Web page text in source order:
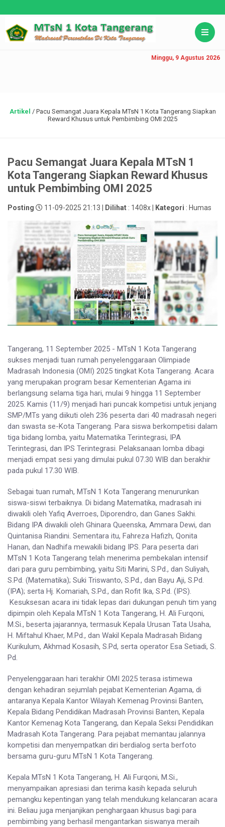
Minggu, 9 Agustus 2026
Artikel / Pacu Semangat Juara Kepala MTsN 1 Kota Tangerang Siapkan
Reward Khusus untuk Pembimbing OMI 2025
Pacu Semangat Juara Kepala MTsN 1
Kota Tangerang Siapkan Reward Khusus
untuk Pembimbing OMI 2025
Posting 11-09-2025 21:13 | Dilihat : 1408x | Kategori : Humas
Tangerang, 11 September 2025 - MTsN 1 Kota Tangerang
sukses menjadi tuan rumah penyelenggaraan Olimpiade
Madrasah Indonesia (OMI) 2025 tingkat Kota Tangerang. Acara
yang merupakan program besar Kementerian Agama ini
berlangsung selama tiga hari, mulai 9 hingga 11 September
2025. Kamis (11/9) menjadi hari puncak kompetisi untuk jenjang
SMP/MTs yang diikuti oleh 236 peserta dari 40 madrasah negeri
dan swasta se-Kota Tangerang. Para siswa berkompetisi dalam
tiga bidang lomba, yaitu Matematika Terintegrasi, IPA
Terintegrasi, dan IPS Terintegrasi. Pelaksanaan lomba dibagi
menjadi empat sesi yang dimulai pukul 07.30 WIB dan berakhir
pada pukul 17.30 WIB.
Sebagai tuan rumah, MTsN 1 Kota Tangerang menurunkan
siswa-siswi terbaiknya. Di bidang Matematika, madrasah ini
diwakili oleh Yafiq Averroes, Diporendro, dan Ganes Sakhi.
Bidang IPA diwakili oleh Ghinara Queenska, Ammara Dewi, dan
Quintanisa Riandini. Sementara itu, Fahreza Hafizh, Qonita
Hanan, dan Nadhifa mewakili bidang IPS. Para peserta dari
MTsN 1 Kota Tangerang telah menerima pembekalan intensif
dari para guru pembimbing, yaitu Siti Marini, S.Pd., dan Suliyah,
S.Pd. (Matematika); Suki Triswanto, S.Pd., dan Bayu Aji, S.Pd.
(IPA); serta Hj. Komariah, S.Pd., dan Rofit Ika, S.Pd. (IPS).
Kesuksesan acara ini tidak lepas dari dukungan penuh tim yang
dipimpin oleh Kepala MTsN 1 Kota Tangerang, H. Ali Furqoni,
M.Si., beserta jajarannya, termasuk Kepala Urusan Tata Usaha,
H. Miftahul Khaer, M.Pd., dan Wakil Kepala Madrasah Bidang
Kurikulum, Akhmad Kosasih, S.Pd, serta operator Esa Setiadi, S.
Pd.
Penyelenggaraan hari terakhir OMI 2025 terasa istimewa
dengan kehadiran sejumlah pejabat Kementerian Agama, di
antaranya Kepala Kantor Wilayah Kemenag Provinsi Banten,
Kepala Bidang Pendidikan Madrasah Provinsi Banten, Kepala
Kantor Kemenag Kota Tangerang, dan Kepala Seksi Pendidikan
Madrasah Kota Tangerang. Para pejabat memantau jalannya
kompetisi dan menyempatkan diri berdialog serta berfoto
bersama guru-guru MTsN 1 Kota Tangerang.
Kepala MTsN 1 Kota Tangerang, H. Ali Furqoni, M.Si.,
menyampaikan apresiasi dan terima kasih kepada seluruh
pemangku kepentingan yang telah mendukung kelancaran acara
ini. Beliau juga menjanjikan penghargaan khusus bagi para
pembimbing yang berhasil mengantarkan siswanya meraih